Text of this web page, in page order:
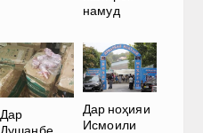
намуд
Дар
Дар ноҳияи
Исмоили